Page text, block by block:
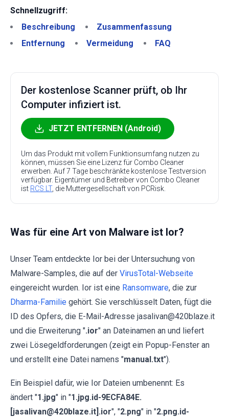
Schnellzugriff:
Beschreibung
Zusammenfassung
Entfernung
Vermeidung FAQ
Der kostenlose Scanner prüft, ob Ihr
Computer infiziert ist.
JETZT ENTFERNEN (Android)
Um das Produkt mit vollem Funktionsumfang nutzen zu
können, müssen Sie eine Lizenz für Combo Cleaner
erwerben. Auf 7 Tage beschränkte kostenlose Testversion
verfügbar. Eigentümer und Betreiber von Combo Cleaner
ist RCS LT, die Muttergesellschaft von PCRisk.
Was für eine Art von Malware ist Ior?
Unser Team entdeckte Ior bei der Untersuchung von
Malware-Samples, die auf der VirusTotal-Webseite
eingereicht wurden. Ior ist eine Ransomware, die zur
Dharma-Familie gehört. Sie verschlüsselt Daten, fügt die
ID des Opfers, die E-Mail-Adresse jasalivan@420blaze.it
und die Erweiterung ".ior" an Dateinamen an und liefert
zwei Lösegeldforderungen (zeigt ein Popup-Fenster an
und erstellt eine Datei namens "manual.txt").
Ein Beispiel dafür, wie Ior Dateien umbenennt: Es
ändert "1.jpg" in "1.jpg.id-9ECFA84E.
[jasalivan@420blaze.it].ior", "2.png" in "2.png.id-